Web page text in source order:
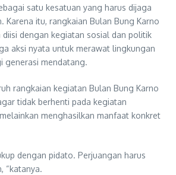
satu kesatuan yang harus dijaga
Karena itu, rangkaian Bulan Bung Karno
diisi dengan kegiatan sosial dan politik
aksi nyata untuk merawat lingkungan
generasi mendatang.
rangkaian kegiatan Bulan Bung Karno
tidak berhenti pada kegiatan
menghasilkan manfaat konkret
dengan pidato. Perjuangan harus
“katanya.